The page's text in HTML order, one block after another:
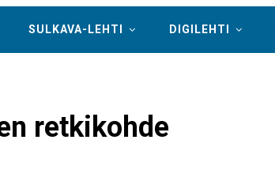
SULKAVA-LEHTI DIGILEHTI
retkikohde